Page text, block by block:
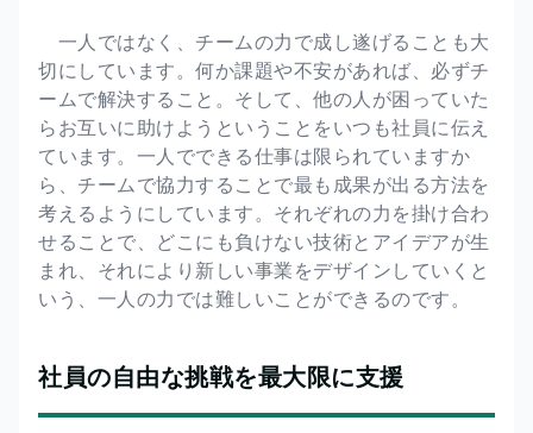
一人ではなく、チームの力で成し遂げることも大
切にしています。何か課題や不安があれば、必ずチ
ームで解決すること。そして、他の人が困っていた
らお互いに助けようということをいつも社員に伝え
ています。一人でできる仕事は限られていますか
ら、チームで協力することで最も成果が出る方法を
考えるようにしています。それぞれの力を掛け合わ
せることで、どこにも負けない技術とアイデアが生
まれ、それにより新しい事業をデザインしていくと
いう、一人の力では難しいことができるのです。
社員の自由な挑戦を最大限に支援